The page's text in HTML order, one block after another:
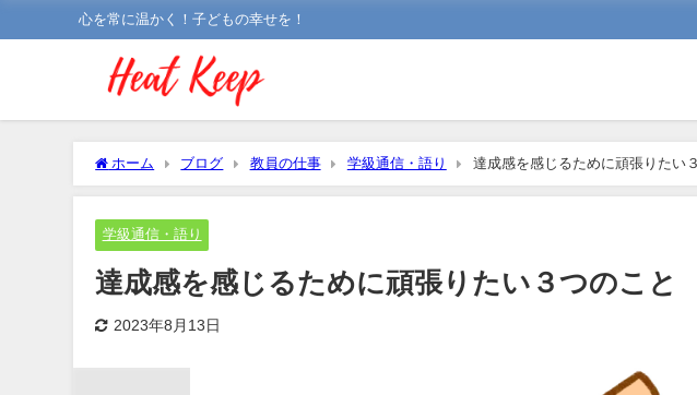
心を常に温かく！子どもの幸せを！
ホーム ブログ 教員の仕事 学級通信・語り 達成感を感じるために頑張りたい
学級通信・語り
達成感を感じるために頑張りたい３つのこと
2023年8月13日